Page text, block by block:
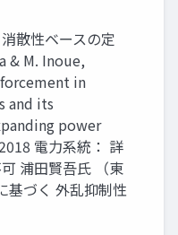
散性ベースの定
& M. Inoue,
in
and its
power
電力系統： 詳
浦田賢吾氏 （東
基づく 外乱抑制性